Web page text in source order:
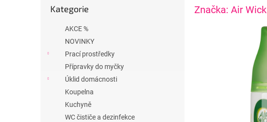
kategorie
Kategorie
AKCE %
NOVINKY
Prací prostředky
Přípravky do myčky
Úklid domácnosti
Koupelna
Kuchyně
WC čističe a dezinfekce
Značka: Air Wick